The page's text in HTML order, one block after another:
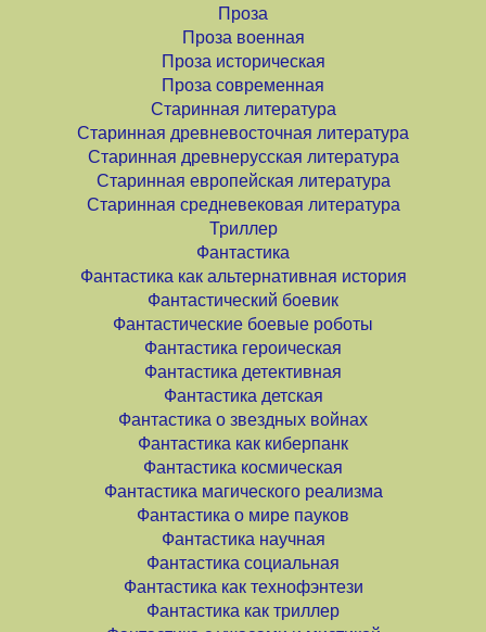
Проза
Проза военная
Проза историческая
Проза современная
Старинная литература
Старинная древневосточная литература
Старинная древнерусская литература
Старинная европейская литература
Старинная средневековая литература
Триллер
Фантастика
Фантастика как альтернативная история
Фантастический боевик
Фантастические боевые роботы
Фантастика героическая
Фантастика детективная
Фантастика детская
Фантастика о звездных войнах
Фантастика как киберпанк
Фантастика космическая
Фантастика магического реализма
Фантастика о мире пауков
Фантастика научная
Фантастика социальная
Фантастика как технофэнтези
Фантастика как триллер